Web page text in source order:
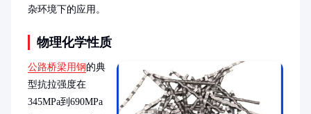
杂环境下的应用。
物理化学性质
公路桥梁用钢 的典
型抗拉强度在
345MPa到690MPa